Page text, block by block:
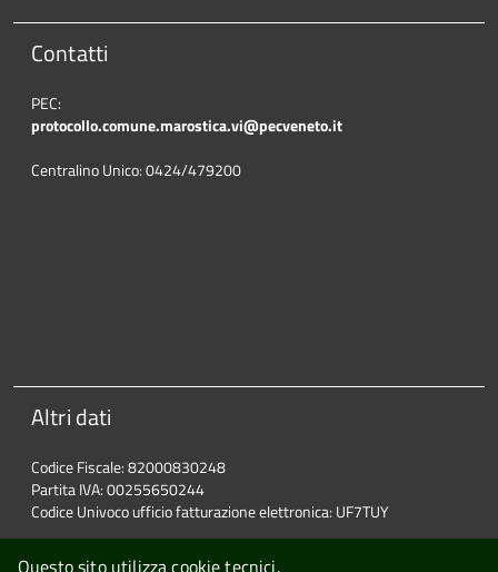
Questo sito utilizza cookie tecnici.
Contatti
PEC:
protocollo.comune.marostica.vi@pecveneto.it
Centralino Unico: 0424/479200
Altri dati
Codice Fiscale: 82000830248
Partita IVA: 00255650244
Codice Univoco ufficio fatturazione elettronica: UF7TUY